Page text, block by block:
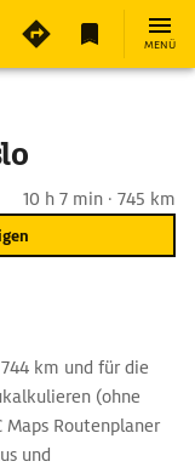
MENÜ
10 h 7 min · 745 km
km und für die
(ohne
Routenplaner
und